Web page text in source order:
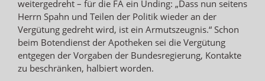
weitergedreht – für die FA ein Unding: „Dass nun seitens
Herrn Spahn und Teilen der Politik wieder an der
Vergütung gedreht wird, ist ein Armutszeugnis.“ Schon
beim Botendienst der Apotheken sei die Vergütung
entgegen der Vorgaben der Bundesregierung, Kontakte
zu beschränken, halbiert worden.